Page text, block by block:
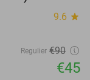
9.6 star
Regulier €90
€45